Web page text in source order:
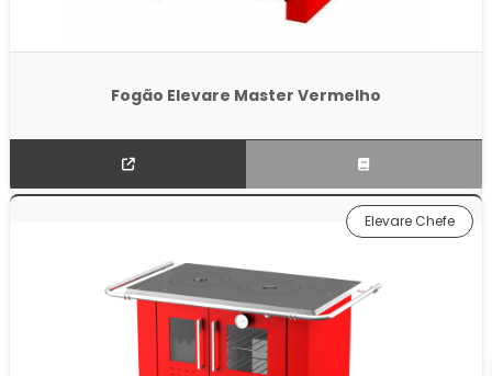
Fogão Elevare Master Vermelho
Elevare Chefe